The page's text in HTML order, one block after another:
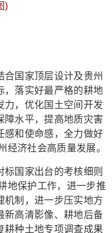
)
国家顶层设计及贵州
，落实好最严格的耕地
力，优化国土空间开发
障水平，提高地质灾害
感和使命感，全力做好
经济社会高质量发展。
国家出台的考核细则
地保护工作，进一步推
机制，进一步压实地方
新高清影像、耕地后备
耕种土地专项调查成果